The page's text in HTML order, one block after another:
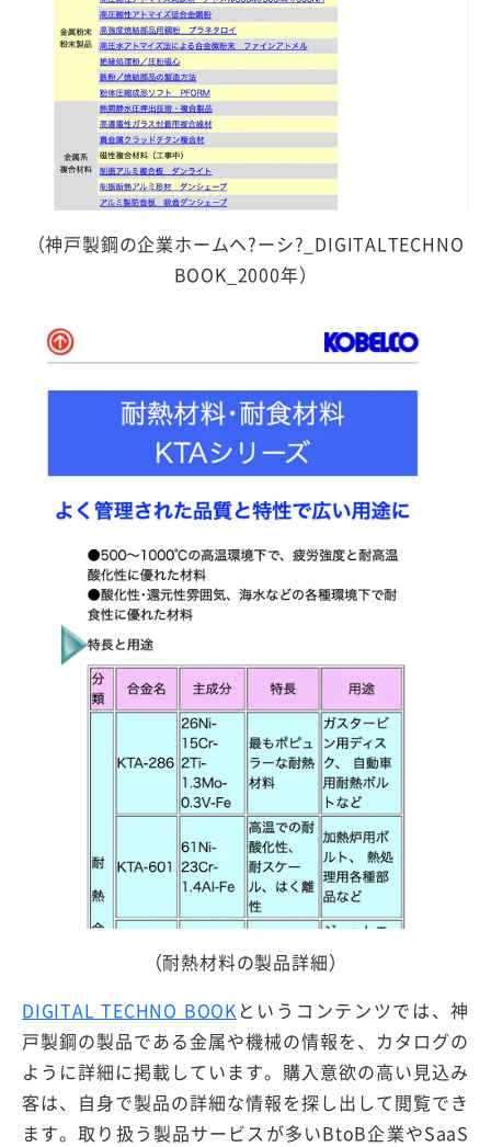
（神戸製鋼の企業ホームヘ?ーシ?_DIGITALTECHNO
BOOK_2000年）
（耐熱材料の製品詳細）
DIGITAL TECHNO BOOK というコンテンツでは、神
戸製鋼の製品である金属や機械の情報を、カタログの
ように詳細に掲載しています。購入意欲の高い見込み
客は、自身で製品の詳細な情報を探し出して閲覧でき
ます。取り扱う製品サービスが多いBtoB企業やSaaS